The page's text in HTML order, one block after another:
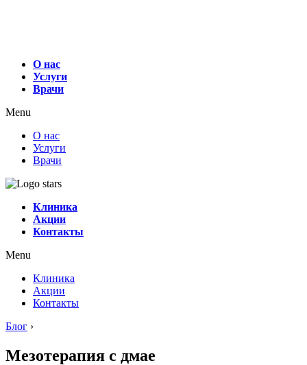
О нас
Услуги
Врачи
Menu
О нас
Услуги
Врачи
Клиника
Акции
Контакты
Menu
Клиника
Акции
Контакты
Блог ›
Мезотерапия с дмае